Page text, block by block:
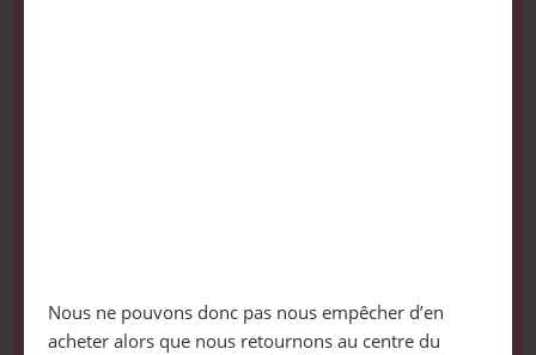
Nous ne pouvons donc pas nous empêcher d’en
acheter alors que nous retournons au centre du